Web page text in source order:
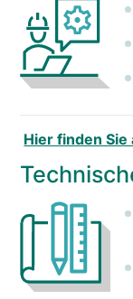
Hier finden